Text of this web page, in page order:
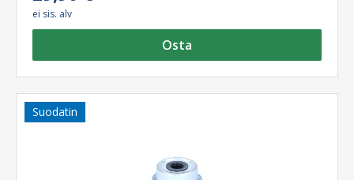
ei sis. alv
Osta
Suodatin